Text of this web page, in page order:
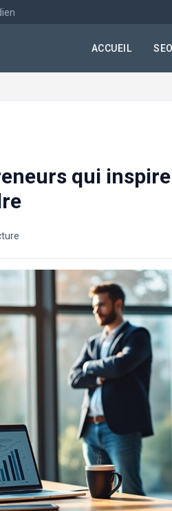
ACCUEIL SEO
qui